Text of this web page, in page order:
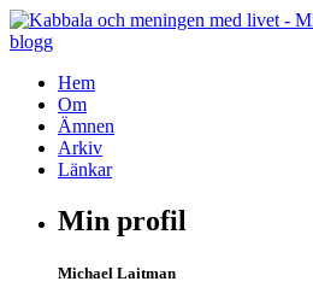
Hem
Om
Ämnen
Arkiv
Länkar
Min profil
Michael Laitman